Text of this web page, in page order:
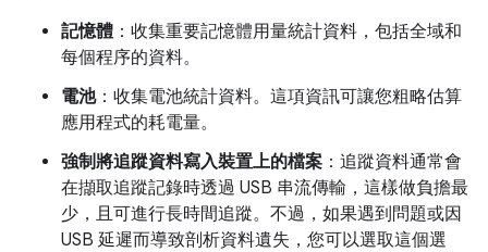
記憶體：收集重要記憶體用量統計資料，包括全域和
每個程序的資料。
電池：收集電池統計資料。這項資訊可讓您粗略估算
應用程式的耗電量。
強制將追蹤資料寫入裝置上的檔案 ：追蹤資料通常會
在擷取追蹤記錄時透過 USB 串流傳輸，這樣做負擔最
少，且可進行長時間追蹤。不過，如果遇到問題或因
USB 延遲而導致剖析資料遺失，您可以選取這個選